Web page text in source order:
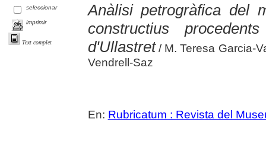
seleccionar
imprimir
Text complet
Anàlisi petrogràfica del
constructius
d'Ullastret/ M. Teresa Garcia-
Vendrell-Saz
En: Rubricatum : Revista del